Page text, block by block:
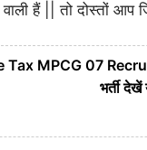
हैं || तो दोस्तों आप
Tax MPCG 07
भर्ती